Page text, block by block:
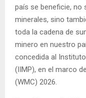
país se beneficie, no
minerales, sino
toda la cadena de
minero en nuestro
concedida al
(IIMP), en el marco
(WMC) 2026.